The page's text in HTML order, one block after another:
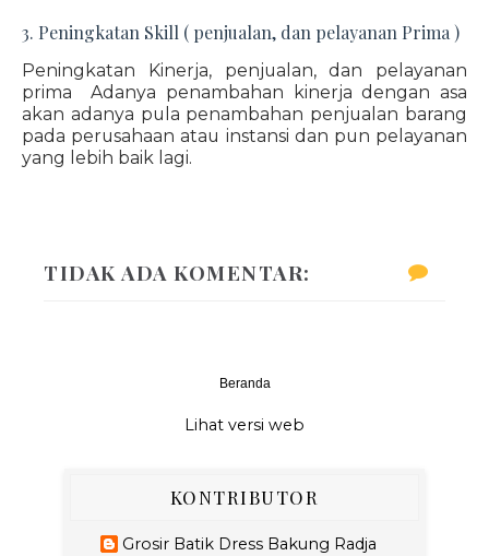
3. Peningkatan Skill ( penjualan, dan pelayanan Prima )
Peningkatan Kinerja, penjualan, dan pelayanan
prima Adanya penambahan kinerja dengan asa
akan adanya pula penambahan penjualan barang
pada perusahaan atau instansi dan pun pelayanan
yang lebih baik lagi.
TIDAK ADA KOMENTAR:
Beranda
Lihat versi web
KONTRIBUTOR
Grosir Batik Dress Bakung Radja